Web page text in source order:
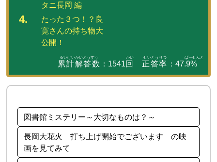
タニ長岡 編
たった３つ！？良
寛さんの持ち物大
公開！
累計解答数 ： 1541回 正答率 ： 47.9%
図書館ミステリー～大切なものは？～
長岡大花火 打ち上げ開始でございます の映
画を見てみて